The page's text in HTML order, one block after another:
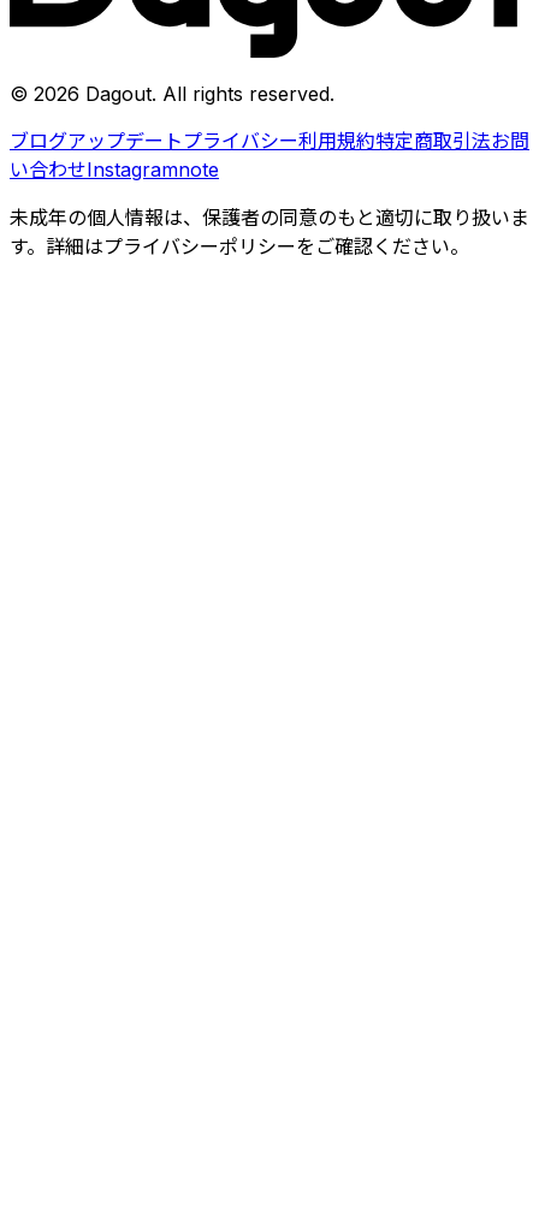
© 2026 Dagout. All rights reserved.
ブログアップデート プライバシー利用規約特定商取引法お問
い合わせInstagramnote
未成年の個人情報は、保護者の同意のもと適切に取り扱いま
す。詳細はプライバシーポリシーをご確認ください。